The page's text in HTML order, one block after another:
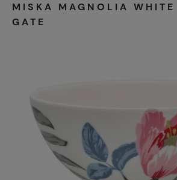
MISKA MAGNOLIA WHITE
GATE